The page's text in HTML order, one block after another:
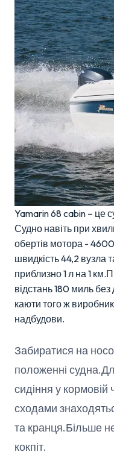
Yamarin 68 cabin – це
Судно навіть при
обертів мотора -
швидкість 44,2 вузла
приблизно 1 л на 1
відстань 180 миль
каюти того ж
надбудови.
Забиратися на
положенні
сидіння у
сходами
та кранця.Більше
кокпіт.